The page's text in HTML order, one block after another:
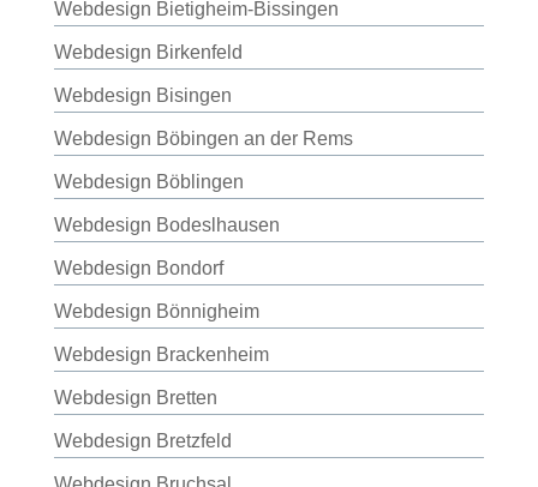
Webdesign Bietigheim-Bissingen
Webdesign Birkenfeld
Webdesign Bisingen
Webdesign Böbingen an der Rems
Webdesign Böblingen
Webdesign Bodeslhausen
Webdesign Bondorf
Webdesign Bönnigheim
Webdesign Brackenheim
Webdesign Bretten
Webdesign Bretzfeld